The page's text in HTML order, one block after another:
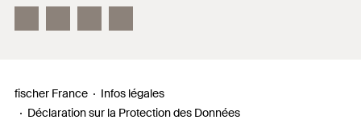
fischer France
Infos légales
Déclaration sur la Protection des Données